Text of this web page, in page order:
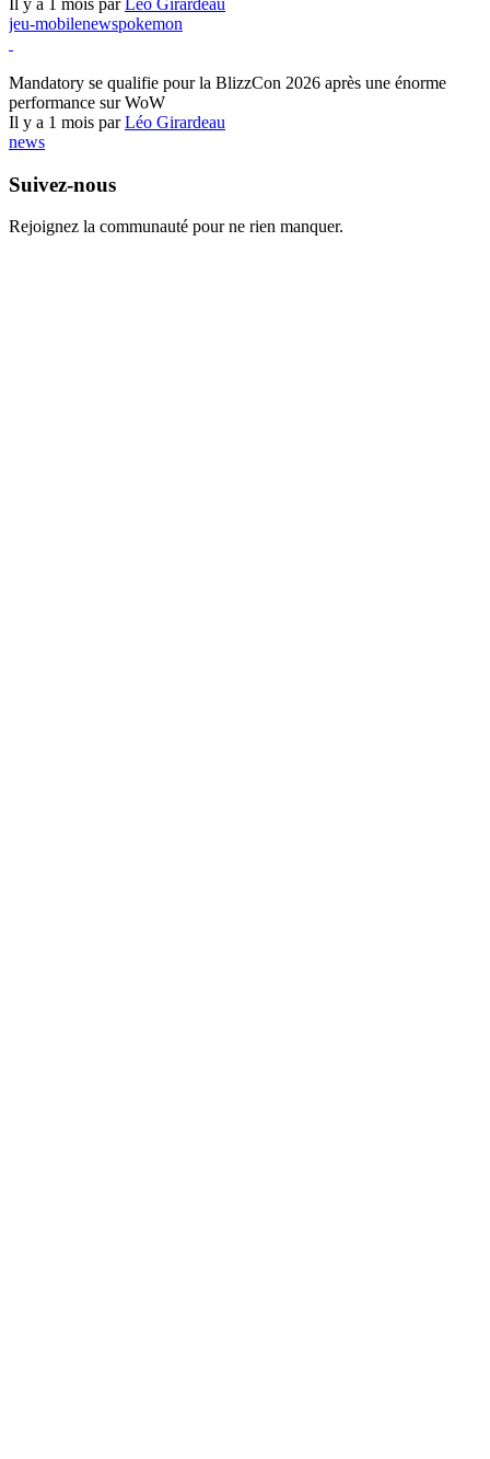
Il y a 1 mois parLéo Girardeau
jeu-mobilenewspokemon
Mandatory se qualifie pour la BlizzCon 2026 après une énorme
performance sur WoW
Il y a 1 mois parLéo Girardeau
news
Suivez-nous
Rejoignez la communauté pour ne rien manquer.